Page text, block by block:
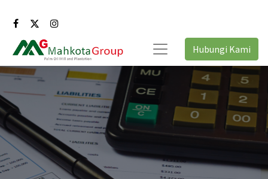
Hubungi Kami